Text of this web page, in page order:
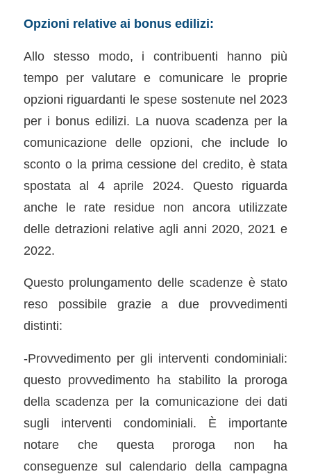
Opzioni relative ai bonus edilizi:
Allo stesso modo, i contribuenti hanno più
tempo per valutare e comunicare le proprie
opzioni riguardanti le spese sostenute nel 2023
per i bonus edilizi. La nuova scadenza per la
comunicazione delle opzioni, che include lo
sconto o la prima cessione del credito, è stata
spostata al 4 aprile 2024. Questo riguarda
anche le rate residue non ancora utilizzate
delle detrazioni relative agli anni 2020, 2021 e
2022.
Questo prolungamento delle scadenze è stato
reso possibile grazie a due provvedimenti
distinti:
-Provvedimento per gli interventi condominiali:
questo provvedimento ha stabilito la proroga
della scadenza per la comunicazione dei dati
sugli interventi condominiali. È importante
notare che questa proroga non ha
conseguenze sul calendario della campagna